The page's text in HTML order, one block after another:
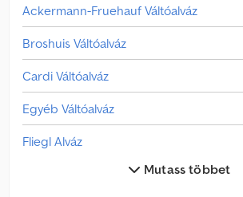
Ackermann-Fruehauf Váltóalváz
Broshuis Váltóalváz
Cardi Váltóalváz
Egyéb Váltóalváz
Fliegl Alváz
Mutass többet